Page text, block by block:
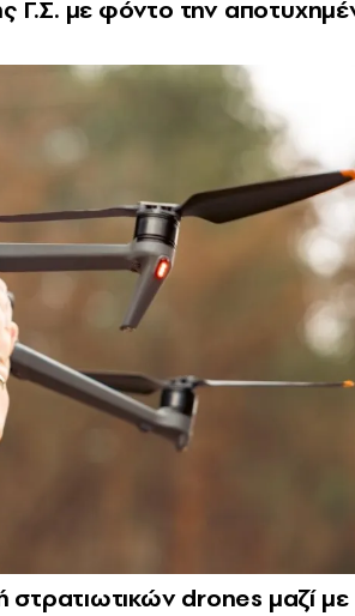
Γ.Σ. με φόντο την
drones μαζί με